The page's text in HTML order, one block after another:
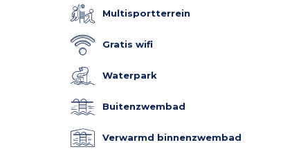
Multisportterrein
Gratis wifi
Waterpark
Buitenzwembad
Verwarmd binnenzwembad